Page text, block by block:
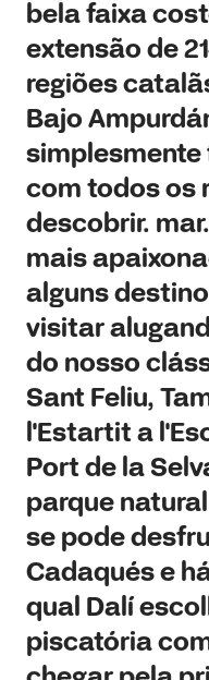
bela faixa
extensão de
regiões
Bajo
com todos os
descobrir.
mais
alguns
visitar
do nosso
Sant Feliu,
l'Estartit a
Port de la
parque
se pode
Cadaqués e
qual Dalí
piscatória